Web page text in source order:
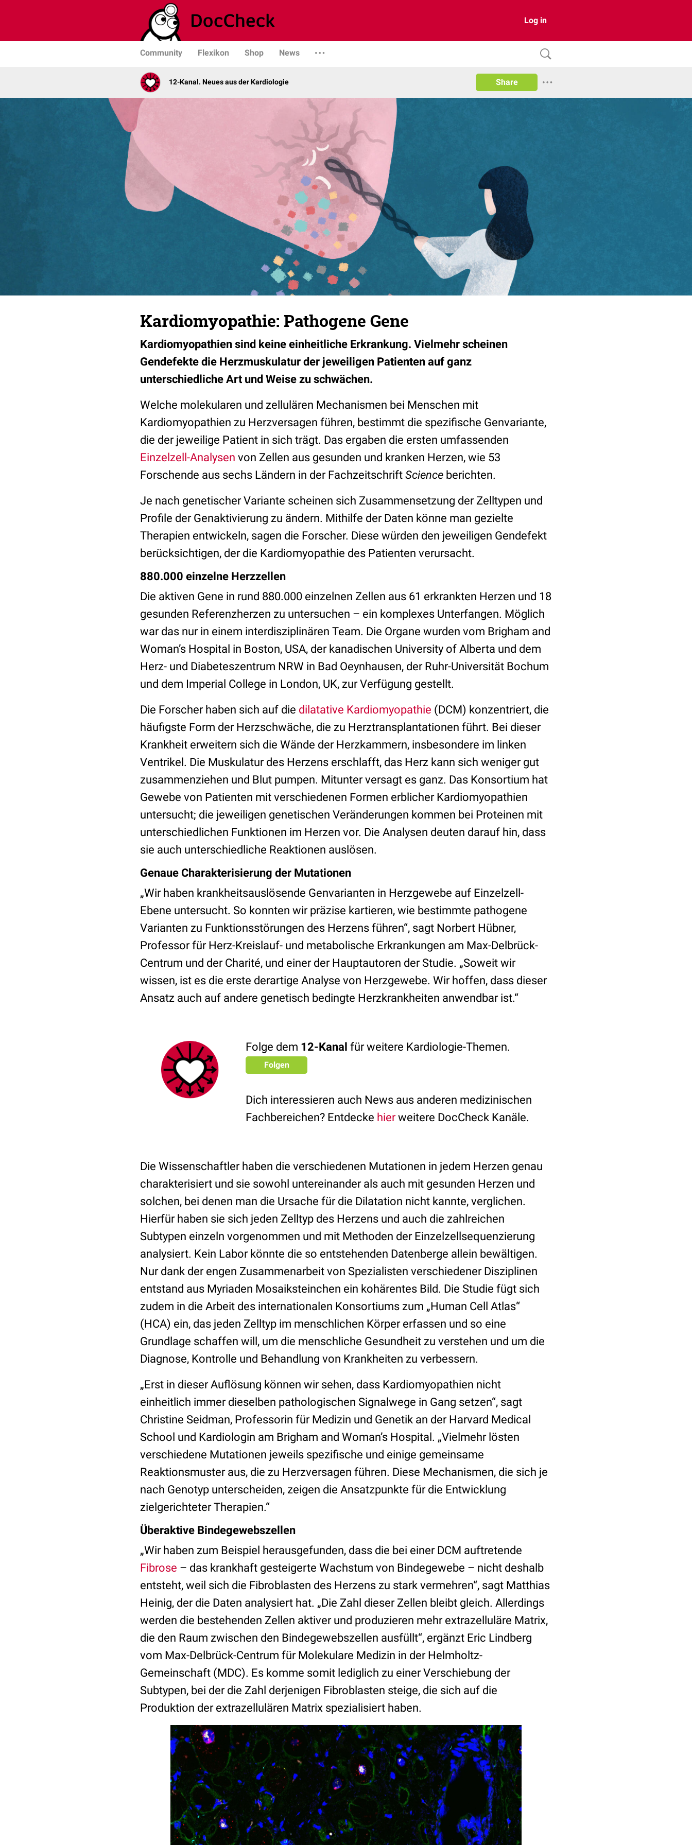
Log in
Community Flexikon Shop News
12-Kanal. Neues aus der Kardiologie Share
Kardiomyopathie: Pathogene Gene
Kardiomyopathien sind keine einheitliche Erkrankung. Vielmehr scheinen
Gendefekte die Herzmuskulatur der jeweiligen Patienten auf ganz
unterschiedliche Art und Weise zu schwächen.
Welche molekularen und zellulären Mechanismen bei Menschen mit
Kardiomyopathien zu Herzversagen führen, bestimmt die spezifische Genvariante,
die der jeweilige Patient in sich trägt. Das ergaben die ersten umfassenden
Einzelzell-Analysen von Zellen aus gesunden und kranken Herzen, wie 53
Forschende aus sechs Ländern in der Fachzeitschrift Science berichten.
Je nach genetischer Variante scheinen sich Zusammensetzung der Zelltypen und
Profile der Genaktivierung zu ändern. Mithilfe der Daten könne man gezielte
Therapien entwickeln, sagen die Forscher. Diese würden den jeweiligen Gendefekt
berücksichtigen, der die Kardiomyopathie des Patienten verursacht.
880.000 einzelne Herzzellen
Die aktiven Gene in rund 880.000 einzelnen Zellen aus 61 erkrankten Herzen und 18
gesunden Referenzherzen zu untersuchen – ein komplexes Unterfangen. Möglich
war das nur in einem interdisziplinären Team. Die Organe wurden vom Brigham and
Woman’s Hospital in Boston, USA, der kanadischen University of Alberta und dem
Herz- und Diabeteszentrum NRW in Bad Oeynhausen, der Ruhr-Universität Bochum
und dem Imperial College in London, UK, zur Verfügung gestellt.
Die Forscher haben sich auf die dilatative Kardiomyopathie (DCM) konzentriert, die
häufigste Form der Herzschwäche, die zu Herztransplantationen führt. Bei dieser
Krankheit erweitern sich die Wände der Herzkammern, insbesondere im linken
Ventrikel. Die Muskulatur des Herzens erschlafft, das Herz kann sich weniger gut
zusammenziehen und Blut pumpen. Mitunter versagt es ganz. Das Konsortium hat
Gewebe von Patienten mit verschiedenen Formen erblicher Kardiomyopathien
untersucht; die jeweiligen genetischen Veränderungen kommen bei Proteinen mit
unterschiedlichen Funktionen im Herzen vor. Die Analysen deuten darauf hin, dass
sie auch unterschiedliche Reaktionen auslösen.
Genaue Charakterisierung der Mutationen
„Wir haben krankheitsauslösende Genvarianten in Herzgewebe auf Einzelzell-
Ebene untersucht. So konnten wir präzise kartieren, wie bestimmte pathogene
Varianten zu Funktionsstörungen des Herzens führen“, sagt Norbert Hübner,
Professor für Herz-Kreislauf- und metabolische Erkrankungen am Max-Delbrück-
Centrum und der Charité, und einer der Hauptautoren der Studie. „Soweit wir
wissen, ist es die erste derartige Analyse von Herzgewebe. Wir hoffen, dass dieser
Ansatz auch auf andere genetisch bedingte Herzkrankheiten anwendbar ist.“
Folge dem 12-Kanal für weitere Kardiologie-Themen.
Folgen
Dich interessieren auch News aus anderen medizinischen
Fachbereichen? Entdecke hierweitere DocCheck Kanäle.
Die Wissenschaftler haben die verschiedenen Mutationen in jedem Herzen genau
charakterisiert und sie sowohl untereinander als auch mit gesunden Herzen und
solchen, bei denen man die Ursache für die Dilatation nicht kannte, verglichen.
Hierfür haben sie sich jeden Zelltyp des Herzens und auch die zahlreichen
Subtypen einzeln vorgenommen und mit Methoden der Einzelzellsequenzierung
analysiert. Kein Labor könnte die so entstehenden Datenberge allein bewältigen.
Nur dank der engen Zusammenarbeit von Spezialisten verschiedener Disziplinen
entstand aus Myriaden Mosaiksteinchen ein kohärentes Bild. Die Studie fügt sich
zudem in die Arbeit des internationalen Konsortiums zum „Human Cell Atlas“
(HCA) ein, das jeden Zelltyp im menschlichen Körper erfassen und so eine
Grundlage schaffen will, um die menschliche Gesundheit zu verstehen und um die
Diagnose, Kontrolle und Behandlung von Krankheiten zu verbessern.
„Erst in dieser Auflösung können wir sehen, dass Kardiomyopathien nicht
einheitlich immer dieselben pathologischen Signalwege in Gang setzen“, sagt
Christine Seidman, Professorin für Medizin und Genetik an der Harvard Medical
School und Kardiologin am Brigham and Woman’s Hospital. „Vielmehr lösten
verschiedene Mutationen jeweils spezifische und einige gemeinsame
Reaktionsmuster aus, die zu Herzversagen führen. Diese Mechanismen, die sich je
nach Genotyp unterscheiden, zeigen die Ansatzpunkte für die Entwicklung
zielgerichteter Therapien.“
Überaktive Bindegewebszellen
„Wir haben zum Beispiel herausgefunden, dass die bei einer DCM auftretende
Fibrose – das krankhaft gesteigerte Wachstum von Bindegewebe – nicht deshalb
entsteht, weil sich die Fibroblasten des Herzens zu stark vermehren“, sagt Matthias
Heinig, der die Daten analysiert hat. „Die Zahl dieser Zellen bleibt gleich. Allerdings
werden die bestehenden Zellen aktiver und produzieren mehr extrazelluläre Matrix,
die den Raum zwischen den Bindegewebszellen ausfüllt“, ergänzt Eric Lindberg
vom Max-Delbrück-Centrum für Molekulare Medizin in der Helmholtz-
Gemeinschaft (MDC). Es komme somit lediglich zu einer Verschiebung der
Subtypen, bei der die Zahl derjenigen Fibroblasten steige, die sich auf die
Produktion der extrazellulären Matrix spezialisiert haben.